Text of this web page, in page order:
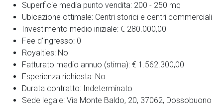
Superficie media punto vendita: 200 - 250 mq
Ubicazione ottimale: Centri storici e centri commerciali
Investimento medio iniziale: € 280.000,00
Fee d'ingresso: 0
Royalties: No
Fatturato medio annuo (stima): € 1.562.300,00
Esperienza richiesta: No
Durata contratto: Indeterminato
Sede legale: Via Monte Baldo, 20, 37062, Dossobuono